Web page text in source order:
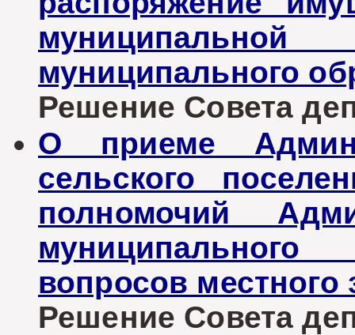
муниципального
Решение Совета
О приеме
сельского
полномочий
вопросов местного
Решение Совета